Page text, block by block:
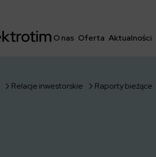
O nas Oferta Aktualności
Relacje inwestorskie Raporty bieżące